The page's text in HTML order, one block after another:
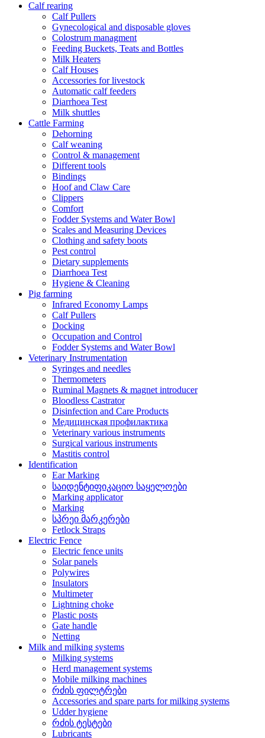
Calf rearing
Calf Pullers
Gynecological and disposable gloves
Colostrum managment
Feeding Buckets, Teats and Bottles
Milk Heaters
Calf Houses
Accessories for livestock
Automatic calf feeders
Diarrhoea Test
Milk shuttles
Cattle Farming
Dehorning
Calf weaning
Control & management
Different tools
Bindings
Hoof and Claw Care
Clippers
Comfort
Fodder Systems and Water Bowl
Scales and Measuring Devices
Clothing and safety boots
Pest control
Dietary supplements
Diarrhoea Test
Hygiene & Cleaning
Pig farming
Infrared Economy Lamps
Calf Pullers
Docking
Occupation and Control
Fodder Systems and Water Bowl
Veterinary Instrumentation
Syringes and needles
Thermometers
Ruminal Magnets & magnet introducer
Bloodless Castrator
Disinfection and Care Products
Медицинская профилактика
Veterinary various instruments
Surgical various instruments
Mastitis control
Identification
Ear Marking
საიდენტიფიკაციო საყელოები
Marking applicator
Marking
სპრეი მარკერები
Fetlock Straps
Electric Fence
Electric fence units
Solar panels
Polywires
Insulators
Multimeter
Lightning choke
Plastic posts
Gate handle
Netting
Milk and milking systems
Milking systems
Herd management systems
Mobile milking machines
რძის ფილტრები
Accessories and spare parts for milking systems
Udder hygiene
რძის ტესტები
Lubricants